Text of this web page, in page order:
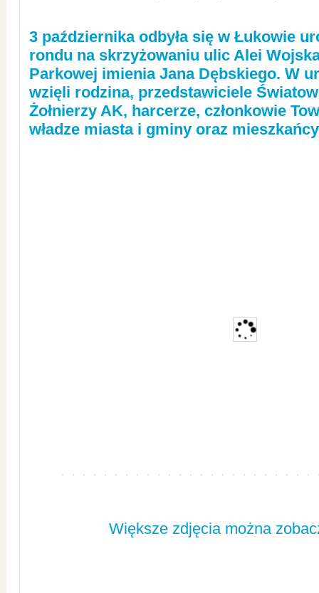
3 października odbyła się w Łukowie
rondu na skrzyżowaniu ulic Alei
Parkowej imienia Jana Dębskiego. W
wzięli rodzina, przedstawiciele
Żołnierzy AK, harcerze, członkowie
władze miasta i gminy oraz
Większe zdjęcia można